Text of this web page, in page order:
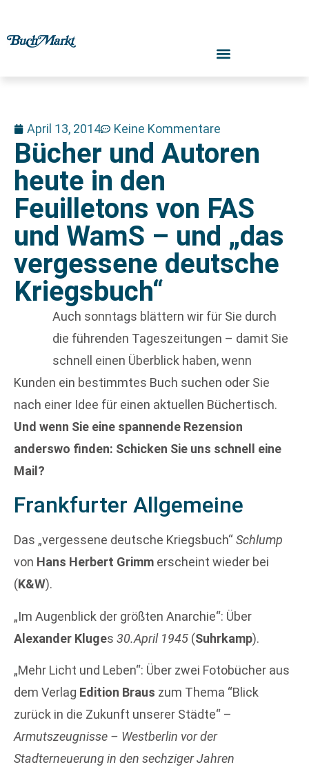
April 13, 2014 Keine Kommentare
Bücher und Autoren
heute in den
Feuilletons von FAS
und WamS – und „das
vergessene deutsche
Kriegsbuch“
Auch sonntags blättern wir für Sie durch
die führenden Tageszeitungen – damit Sie
schnell einen Überblick haben, wenn
Kunden ein bestimmtes Buch suchen oder Sie
nach einer Idee für einen aktuellen Büchertisch.
Und wenn Sie eine spannende Rezension
anderswo finden: Schicken Sie uns schnell eine
Mail?
Frankfurter Allgemeine
Das „vergessene deutsche Kriegsbuch“Schlump
von Hans Herbert Grimm erscheint wieder bei
(K&W).
„Im Augenblick der größten Anarchie“: Über
Alexander Kluges 30.April 1945 (Suhrkamp).
„Mehr Licht und Leben“: Über zwei Fotobücher aus
dem Verlag Edition Braus zum Thema “Blick
zurück in die Zukunft unserer Städte“ –
Armutszeugnisse – Westberlin vor der
Stadterneuerung in den sechziger Jahren